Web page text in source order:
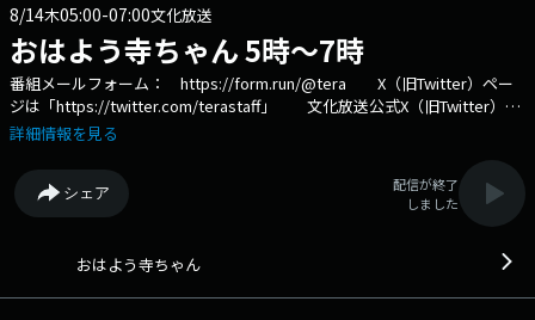
8/14木05:00-07:00文化放送
おはよう寺ちゃん 5時～7時
番組メールフォーム： https://form.run/@tera X（旧Twitter）ペー
ジは「https://twitter.com/terastaff」 文化放送公式X（旧Twitter）ア
カウントは「@joqrpr」 文化放送公式X（旧Twitter）ハッシュタグは「#
「https://www.facebook.com/1134joqr」 文化放送公式LINEは
「@joqr_916」
詳細情報を見る
シェア
配信が終了
しました
おはよう寺ちゃん